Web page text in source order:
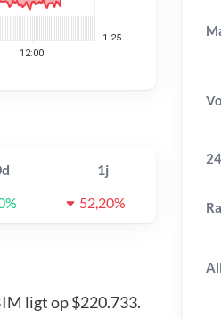
1j
52,20%
ligt op $220.733.